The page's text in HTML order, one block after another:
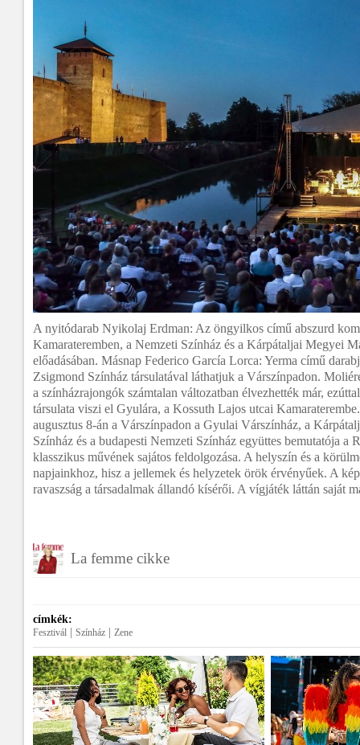
A nyitódarab Nyikolaj Erdman: Az öngyilkos című abszurd
Kamarateremben, a Nemzeti Színház és a Kárpátaljai Megyei
előadásában. Másnap Federico García Lorca: Yerma című
Zsigmond Színház társulatával láthatjuk a Várszínpadon.
a színházrajongók számtalan változatban élvezhették már,
társulata viszi el Gyulára, a Kossuth Lajos utcai
augusztus 8-án a Várszínpadon a Gyulai Várszínház, a
Színház és a budapesti Nemzeti Színház együttes bemutatója a
klasszikus művének sajátos feldolgozása. A helyszín és a
napjainkhoz, hisz a jellemek és helyzetek örök érvényűek. A
ravaszság a társadalmak állandó kísérői. A vígjáték láttán saját
La femme cikke
címkék:
Fesztivál Színház Zene